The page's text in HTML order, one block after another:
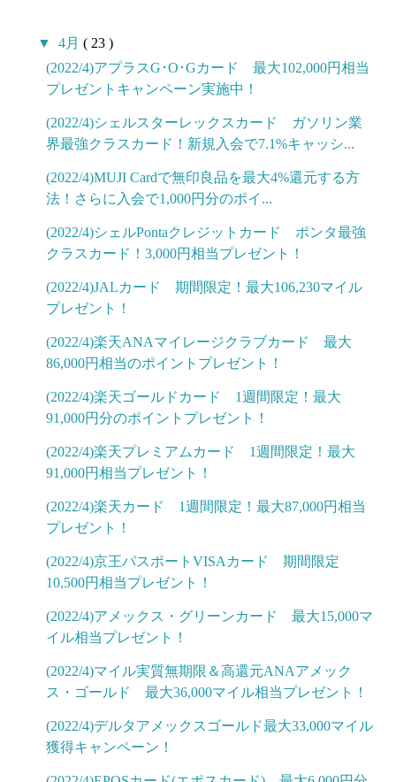
▼4月( 23 )
(2022/4)アプラスG･O･Gカード 最大102,000円相当
プレゼントキャンペーン実施中！
(2022/4)シェルスターレックスカード ガソリン業
界最強クラスカード！新規入会で7.1%キャッシ...
(2022/4)MUJI Cardで無印良品を最大4%還元する方
法！さらに入会で1,000円分のポイ...
(2022/4)シェルPontaクレジットカード ポンタ最強
クラスカード！3,000円相当プレゼント！
(2022/4)JALカード 期間限定！最大106,230マイル
プレゼント！
(2022/4)楽天ANAマイレージクラブカード 最大
86,000円相当のポイントプレゼント！
(2022/4)楽天ゴールドカード 1週間限定！最大
91,000円分のポイントプレゼント！
(2022/4)楽天プレミアムカード 1週間限定！最大
91,000円相当プレゼント！
(2022/4)楽天カード 1週間限定！最大87,000円相当
プレゼント！
(2022/4)京王パスポートVISAカード 期間限定
10,500円相当プレゼント！
(2022/4)アメックス・グリーンカード 最大15,000マ
イル相当プレゼント！
(2022/4)マイル実質無期限＆高還元ANAアメック
ス・ゴールド 最大36,000マイル相当プレゼント！
(2022/4)デルタアメックスゴールド最大33,000マイル
獲得キャンペーン！